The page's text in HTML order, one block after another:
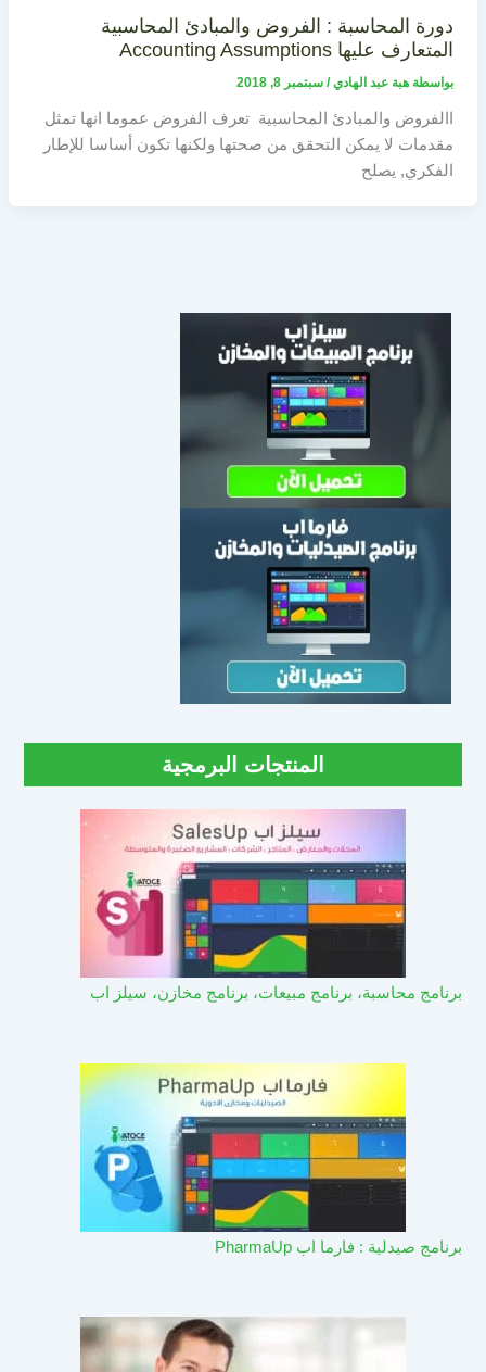
دورة المحاسبة : الفروض والمبادئ المحاسبية
المتعارف عليها Accounting Assumptions
بواسطة هبة عبد الهادي/ سبتمبر 8, 2018
االفروض والمبادئ المحاسبية تعرف الفروض عموما انها تمثل
مقدمات لا يمكن التحقق من صحتها ولكنها تكون أساسا للإطار
الفكري, يصلح
المنتجات البرمجية
برنامج محاسبة، برنامج مبيعات، برنامج مخازن، سيلز اب
برنامج صيدلية : فارما اب PharmaUp​